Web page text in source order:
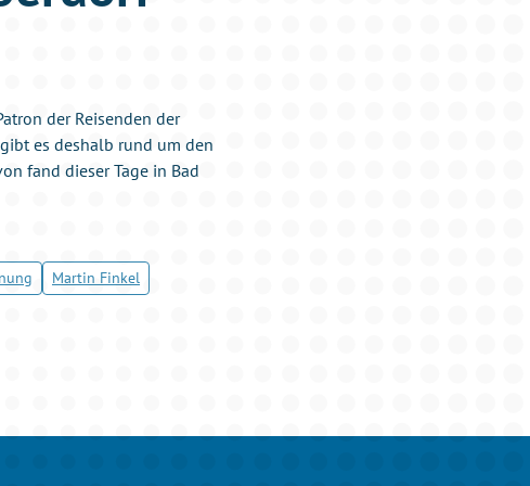
der Reisenden der
es deshalb rund um den
fand dieser Tage in Bad
Martin Finkel